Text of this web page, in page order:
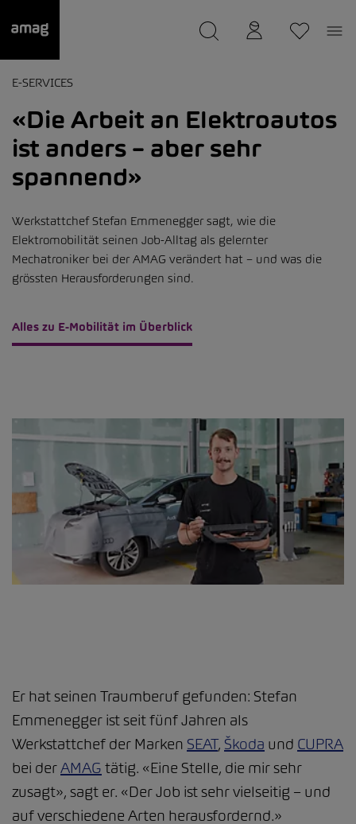
wurde als Ihre Garage gespeichert.
E-SERVICES
«Die Arbeit an Elektroautos
ist anders – aber sehr
spannend»
Werkstattchef Stefan Emmenegger sagt, wie die
Elektromobilität seinen Job-Alltag als gelernter
Mechatroniker bei der AMAG verändert hat – und was die
grössten Herausforderungen sind.
Alles zu E-Mobilität im Überblick
Er hat seinen Traumberuf gefunden: Stefan
Emmenegger ist seit fünf Jahren als
Werkstattchef der Marken SEAT, Škoda und CUPRA
bei derAMAG tätig. «Eine Stelle, die mir sehr
zusagt», sagt er. «Der Job ist sehr vielseitig – und
auf verschiedene Arten herausfordernd.»